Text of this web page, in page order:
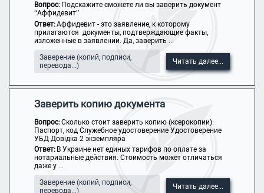
Вопрос: Подскажите сможете ли вы заверить документ
“Аффидевит”
Ответ:Аффидевит - это заявление, к которому
прилагаются документы, подтверждающие факты,
изложенные в заявлении. Да, заверить ...
Заверение (копий, подписи,
перевода...)
Читать далее...
Заверить копию документа
Вопрос:Сколько стоит заверить копию (ксерокопии):
Паспорт, код Служебное удостоверение Удостоверение
УБД Довідка 2 экземпляра
Ответ: В Украине нет единых тарифов по оплате за
нотариальные действия. Стоимость может отличаться
даже у ...
Заверение (копий, подписи,
перевода...)
Читать далее...